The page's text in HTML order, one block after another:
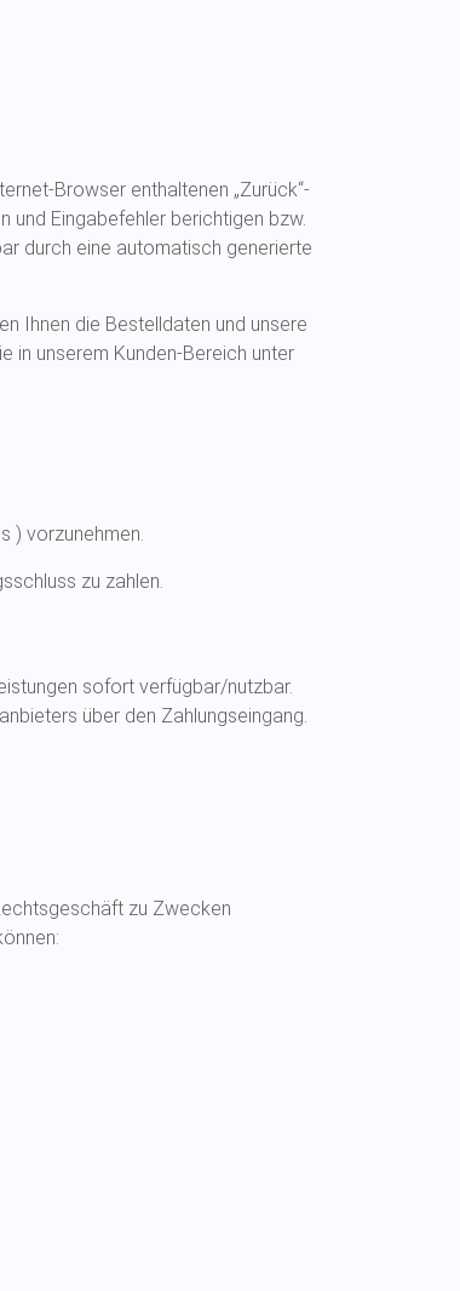
Browser enthaltenen „Zurück“-
und Eingabefehler berichtigen bzw.
durch eine automatisch generierte
Ihnen die Bestelldaten und unsere
in unserem Kunden-Bereich unter
) vorzunehmen.
zu zahlen.
sofort verfügbar/nutzbar.
über den Zahlungseingang.
zu Zwecken